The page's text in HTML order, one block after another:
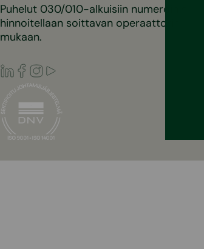
Puhelut 030/010-alkuisiin numeroihin
hinnoitellaan soittavan operaattorin
mukaan.
LinkedIn
Facebook
Instagram